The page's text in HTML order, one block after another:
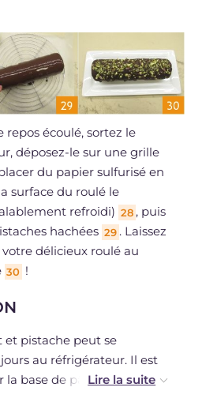
repos écoulé, sortez le
déposez-le sur une grille
du papier sulfurisé en
surface du roulé le
refroidi) 28 , puis
hachées 29 . Laissez
délicieux roulé au
30 !
et pistache peut se
au réfrigérateur. Il est
la base de pâte biscuit au